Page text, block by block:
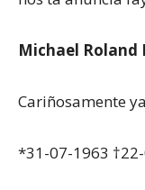
Michael
Cariñosamente
*31-07-1963